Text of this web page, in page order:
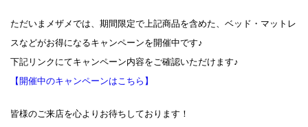
ただいまメザメでは、期間限定で上記商品を含めた、ベッド・マットレ
スなどがお得になるキャンペーンを開催中です♪
下記リンクにてキャンペーン内容をご確認いただけます♪
【開催中のキャンペーンはこちら】
皆様のご来店を心よりお待ちしております！